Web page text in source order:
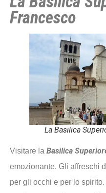
Francesco
La Basilica
Visitare la Basilica
emozionante. Gli affreschi
per gli occhi e per lo